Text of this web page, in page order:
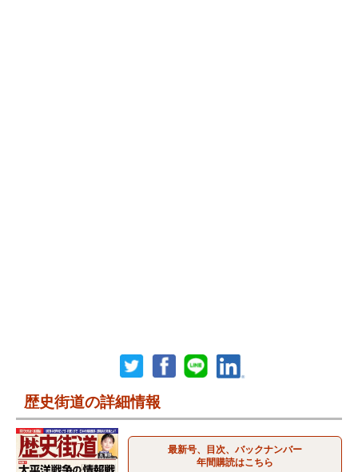
歴史街道の詳細情報
最新号、目次、バックナンバー
年間購読はこちら